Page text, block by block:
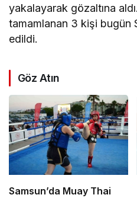
yakalayarak gözaltına
tamamlanan 3 kişi bugün
edildi.
Göz Atın
Samsun’da Muay Thai